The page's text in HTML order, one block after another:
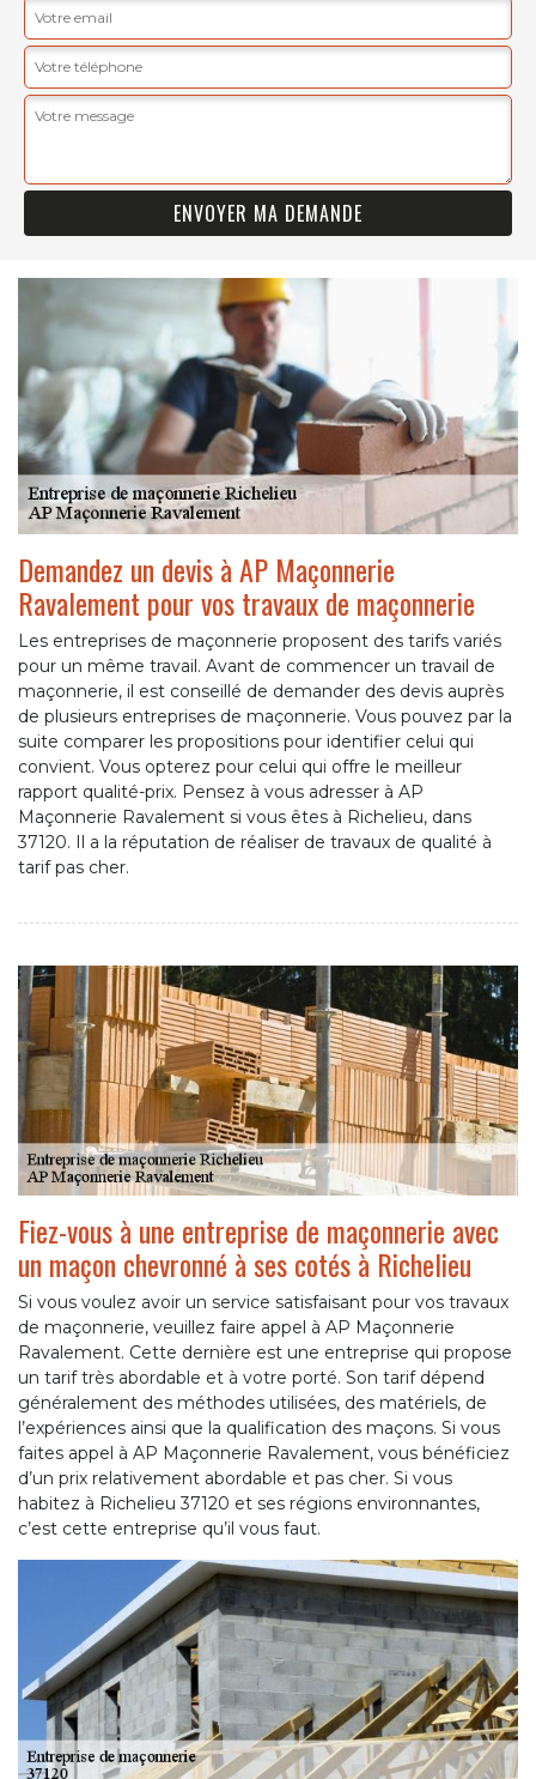
Demandez un devis à AP Maçonnerie
Ravalement pour vos travaux de maçonnerie
Les entreprises de maçonnerie proposent des tarifs variés
pour un même travail. Avant de commencer un travail de
maçonnerie, il est conseillé de demander des devis auprès
de plusieurs entreprises de maçonnerie. Vous pouvez par la
suite comparer les propositions pour identifier celui qui
convient. Vous opterez pour celui qui offre le meilleur
rapport qualité-prix. Pensez à vous adresser à AP
Maçonnerie Ravalement si vous êtes à Richelieu, dans
37120. Il a la réputation de réaliser de travaux de qualité à
tarif pas cher.
Fiez-vous à une entreprise de maçonnerie avec
un maçon chevronné à ses cotés à Richelieu
Si vous voulez avoir un service satisfaisant pour vos travaux
de maçonnerie, veuillez faire appel à AP Maçonnerie
Ravalement. Cette dernière est une entreprise qui propose
un tarif très abordable et à votre porté. Son tarif dépend
généralement des méthodes utilisées, des matériels, de
l’expériences ainsi que la qualification des maçons. Si vous
faites appel à AP Maçonnerie Ravalement, vous bénéficiez
d’un prix relativement abordable et pas cher. Si vous
habitez à Richelieu 37120 et ses régions environnantes,
c’est cette entreprise qu’il vous faut.